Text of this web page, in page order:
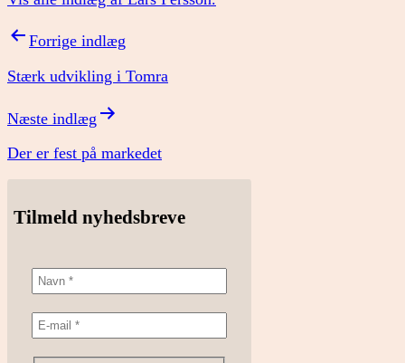
Indlægsnavigation
Forrige indlæg
Stærk udvikling i Tomra
Næste indlæg
Der er fest på markedet
Tilmeld nyhedsbreve